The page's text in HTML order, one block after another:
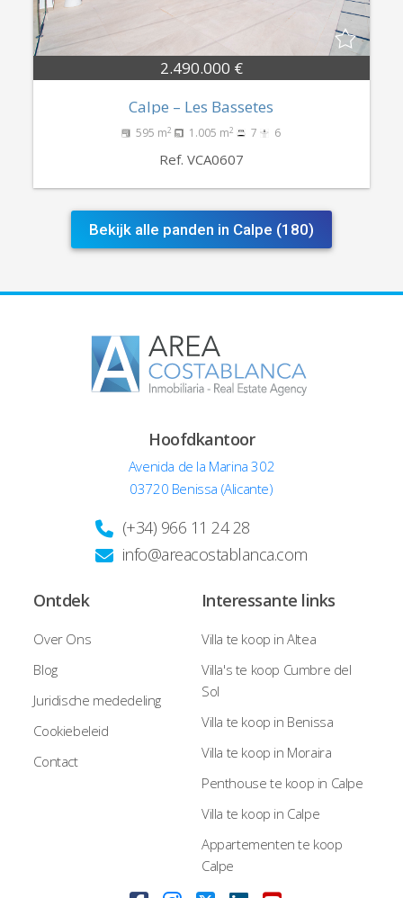
2.490.000 €
Calpe – Les Bassetes
595 m2 1.005 m2 7 6
Ref. VCA0607
Bekijk alle panden in Calpe (180)
Hoofdkantoor
Avenida de la Marina 302
03720 Benissa (Alicante)
(+34) 966 11 24 28
info@areacostablanca.com
Ontdek
Over Ons
Blog
Juridische mededeling
Cookiebeleid
Contact
Interessante links
Villa te koop in Altea
Villa's te koop Cumbre del
Sol
Villa te koop in Benissa
Villa te koop in Moraira
Penthouse te koop in Calpe
Villa te koop in Calpe
Appartementen te koop
Calpe